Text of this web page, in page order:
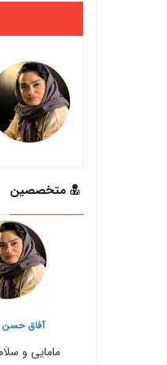
متخصصین
آفاق حسن
مامایی و